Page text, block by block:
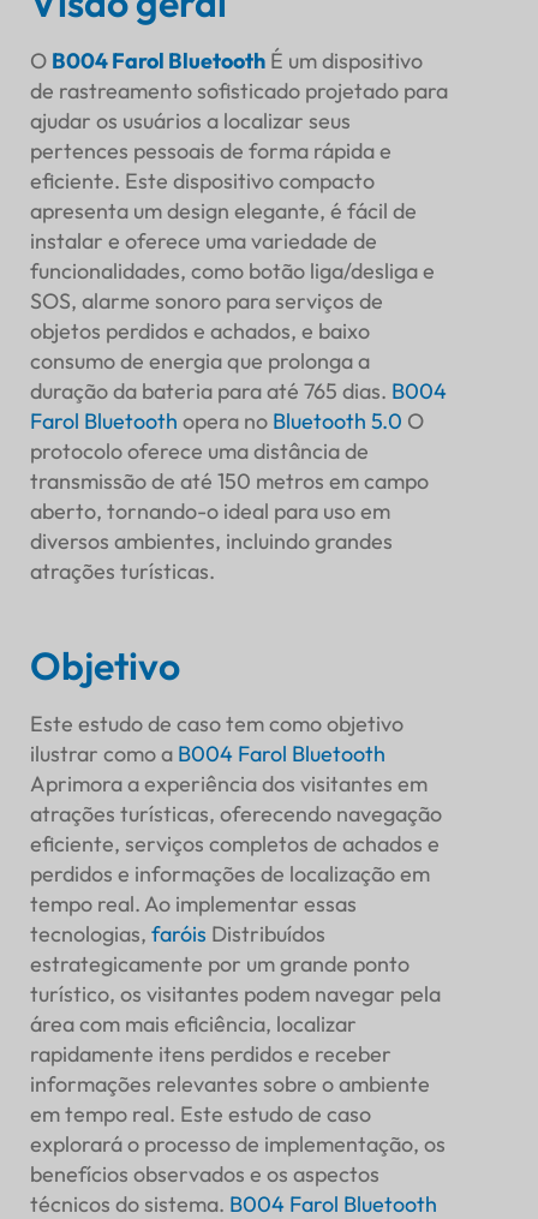
SENSOR
Sumário executivo
Visão geral
Objetivo
Introdução
Estratégia de Implementação
Seleção do local
Plano de Implantação
Solução de rastreamento: B-Mobile
Instalação
Integração com sistemas existentes
Características e funcionalidades
Assistência de navegação
Serviços de achados e perdidos
Informações baseadas em localização
Benefícios e Resultados
Experiência aprimorada para visitantes
Conveniência
Noivado
Eficiência Operacional
Alocação de pessoal
Coleta de Feedback
Desafios e Soluções
O B004 Farol Bluetooth É um dispositivo
de rastreamento sofisticado projetado para
ajudar os usuários a localizar seus
pertences pessoais de forma rápida e
eficiente. Este dispositivo compacto
apresenta um design elegante, é fácil de
instalar e oferece uma variedade de
funcionalidades, como botão liga/desliga e
SOS, alarme sonoro para serviços de
objetos perdidos e achados, e baixo
consumo de energia que prolonga a
duração da bateria para até 765 dias. B004
Farol Bluetooth opera no Bluetooth 5.0 O
protocolo oferece uma distância de
transmissão de até 150 metros em campo
aberto, tornando-o ideal para uso em
diversos ambientes, incluindo grandes
atrações turísticas.
Objetivo
Este estudo de caso tem como objetivo
ilustrar como a B004 Farol Bluetooth
Aprimora a experiência dos visitantes em
atrações turísticas, oferecendo navegação
eficiente, serviços completos de achados e
perdidos e informações de localização em
tempo real. Ao implementar essas
tecnologias, faróis Distribuídos
estrategicamente por um grande ponto
turístico, os visitantes podem navegar pela
área com mais eficiência, localizar
rapidamente itens perdidos e receber
informações relevantes sobre o ambiente
em tempo real. Este estudo de caso
explorará o processo de implementação, os
benefícios observados e os aspectos
técnicos do sistema. B004 Farol Bluetooth